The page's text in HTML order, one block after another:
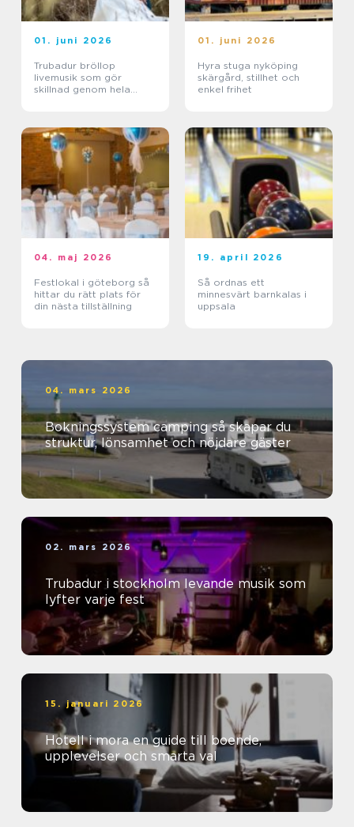
01. juni 2026
Trubadur bröllop
livemusik som gör
skillnad genom hela
01. juni 2026
Hyra stuga nyköping
skärgård, stillhet och
enkel frihet
04. maj 2026
Festlokal i göteborg så
hittar du rätt plats för
din nästa tillställning
19. april 2026
Så ordnas ett
minnesvärt barnkalas i
uppsala
04. mars 2026
Bokningssystem camping så skapar du
struktur, lönsamhet och nöjdare gäster
02. mars 2026
Trubadur i stockholm levande musik som
lyfter varje fest
15. januari 2026
Hotell i mora en guide till boende,
upplevelser och smarta val